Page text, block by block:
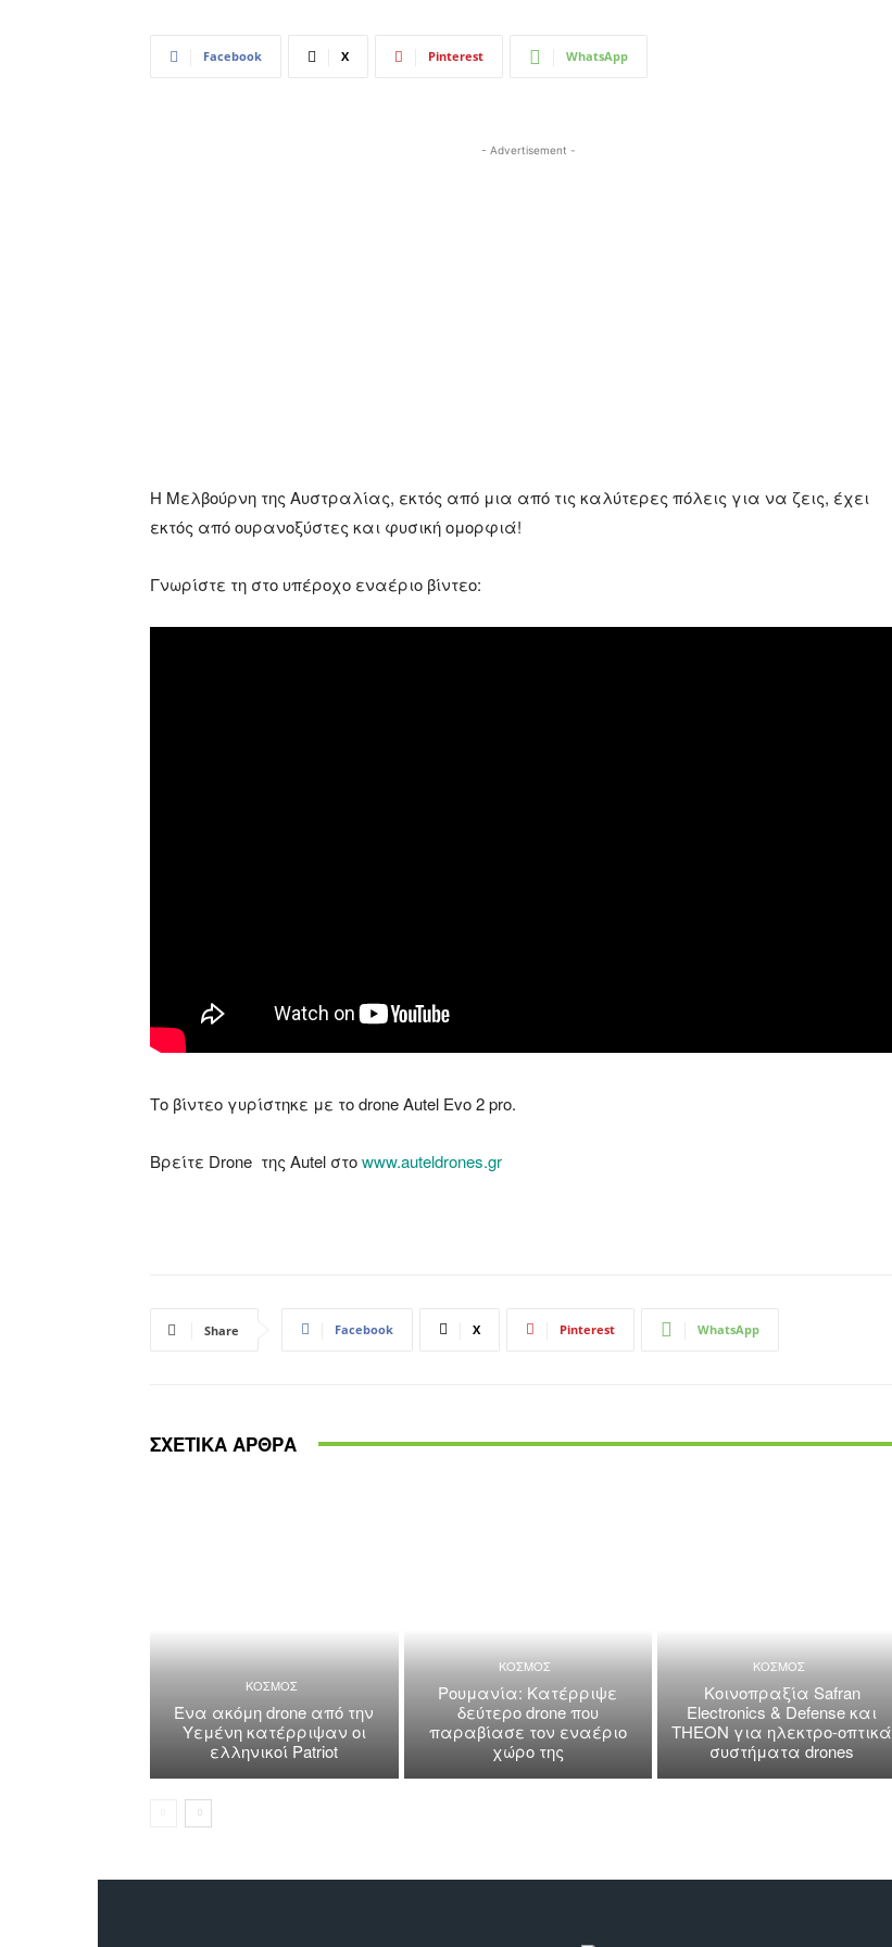
Facebook X Pinterest WhatsApp
- Advertisement -
Η Μελβούρνη της Αυστραλίας, εκτός από μια από τις καλύτερες πόλεις για να ζεις, έχει
εκτός από ουρανοξύστες και φυσική ομορφιά!
Γνωρίστε τη στο υπέροχο εναέριο βίντεο:
Το βίντεο γυρίστηκε με το drone Autel Evo 2 pro.
Βρείτε Drone της Autel στοwww.auteldrones.gr
Share Facebook X Pinterest WhatsApp
ΣΧΕΤΙΚΑ ΑΡΘΡΑ
ΚΟΣΜΟΣ
Ένα ακόμη drone από την
Υεμένη κατέρριψαν οι
ελληνικοί Patriot
ΚΟΣΜΟΣ
Ρουμανία: Κατέρριψε
δεύτερο drone που
παραβίασε τον εναέριο
χώρο της
ΚΟΣΜΟΣ
Κοινοπραξία Safran
Electronics & Defense και
THEON για ηλεκτρο-οπτικά
συστήματα drones